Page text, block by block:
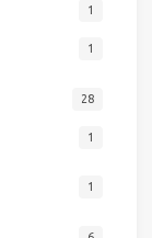
1
1
28
1
1